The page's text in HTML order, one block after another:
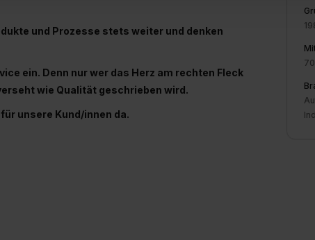
zur Übermittlung deiner Daten in die USA (Art. 49 Abs. 1 S. 1
Datenschutzniveau (EuGH – Schrems II). Du kannst die
ganz oder teilweise über unsere Datenschutzerklärung
widerrufen. Weitere Informationen zu den einzelnen Cookies
70
und Prozesse stets weiter und denken
ein. Denn nur wer das Herz am rechten Fleck
wie Qualität geschrieben wird.
unsere Kund/innen da.